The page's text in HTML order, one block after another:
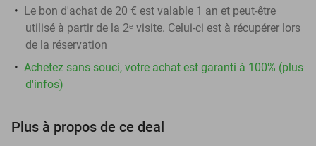
Le bon d'achat de 20 € est valable 1 an et peut-être
utilisé à partir de la 2ᵉ visite. Celui-ci est à récupérer lors
de la réservation
Achetez sans souci, votre achat est garanti à 100% (plus
d'infos)
Plus à propos de ce deal